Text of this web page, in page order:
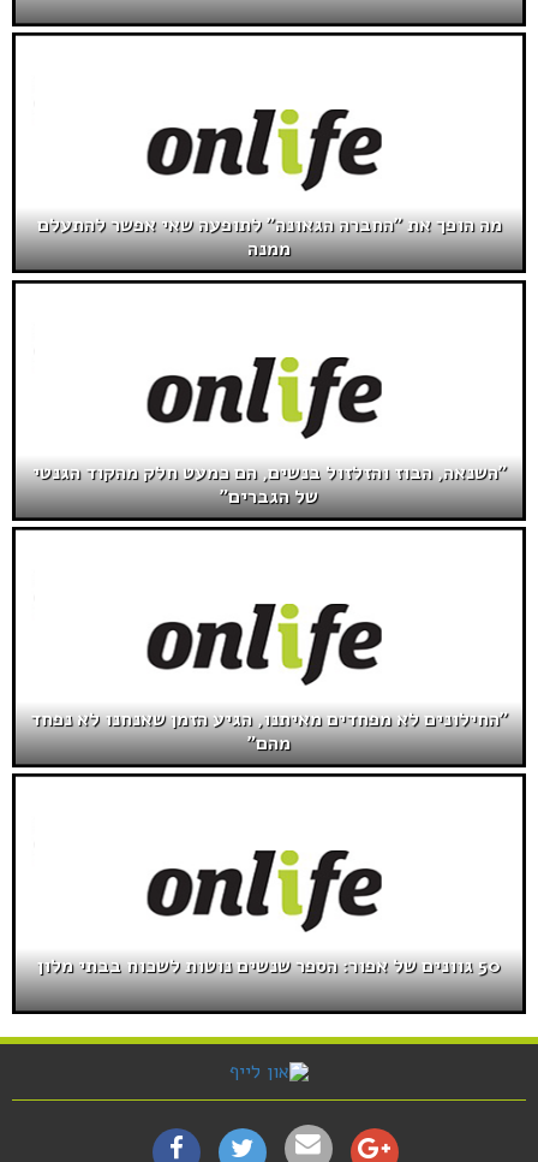
מה הופך את "החברה הגאונה" לתופעה שאי אפשר להתעלם
ממנה
"השנאה, הבוז והזלזול בנשים, הם כמעט חלק מהקוד הגנטי
של הגברים"
"החילונים לא מפחדים מאיתנו, הגיע הזמן שאנחנו לא נפחד
מהם"
50 גוונים של אפור: הספר שנשים נוטות לשכוח בבתי מלון